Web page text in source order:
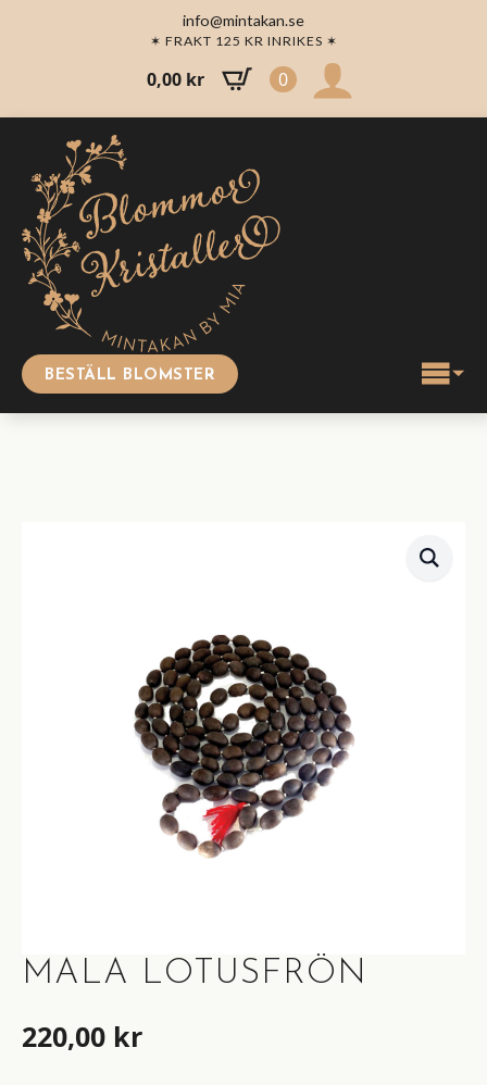
info@mintakan.se
✶ FRAKT 125 KR INRIKES ✶
0,00 kr 0
BESTÄLL BLOMSTER
MALA LOTUSFRÖN
220,00 kr